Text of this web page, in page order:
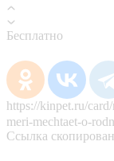
Бесплатно
https://kinpet.ru/
meri-mechtaet-o-
Ссылка